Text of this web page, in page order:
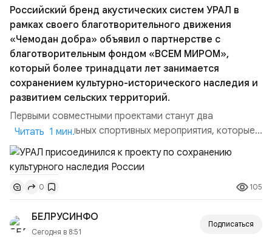
Российский бренд акустических систем УРАЛ в
рамках своего благотворительного движения
«Чемодан добра» объявил о партнерстве с
благотворительным фондом «ВСЕМ МИРОМ»,
который более тринадцати лет занимается
сохранением культурно-исторического наследия и
развитием сельских территорий.
Первыми совместными проектами станут два
благотворительных спортивных мероприятия, которые
пройдут в августе в Ивановской области и объединят
жителей региона, волонтеров и участников со всей
страны. Для УРАЛ это продолжение философии
бренда, основанной на развитии российского
производства и продвижении русского звука.
Компания убеждена, что уважение к с...
Читать 1 мин.
0 105
БЕЛРУСИНФО
Сегодня в 8:51
Подписаться